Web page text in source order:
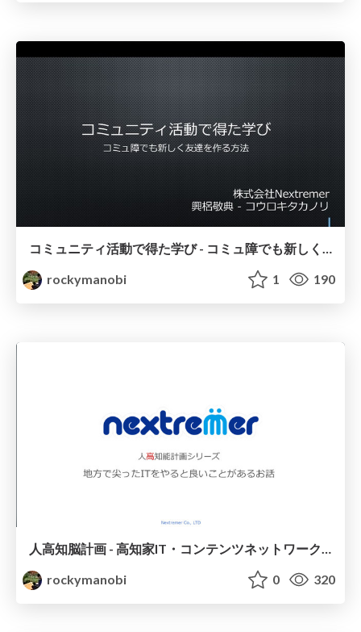
コミュニティ活動で得た学び - コミュ障でも新しく友達を作る方法
rockymanobi
1 190
人高知脳計画 - 高知家IT・コンテンツネットワーク交流会
rockymanobi
0 320